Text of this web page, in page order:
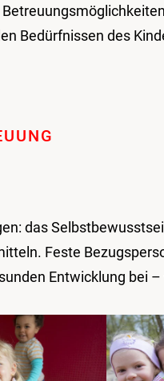
Bedürfnissen des
das
Feste
Entwicklung bei